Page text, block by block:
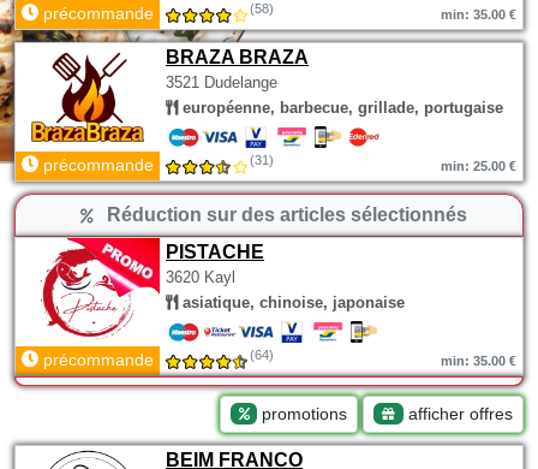
précommande (58) min: 35.00 €
BRAZA BRAZA
3521 Dudelange
européenne, barbecue, grillade, portugaise
précommande (31) min: 25.00 €
Réduction sur des articles sélectionnés
PISTACHE
3620 Kayl
asiatique, chinoise, japonaise
précommande (64) min: 35.00 €
promotions afficher offres
BEIM FRANCO